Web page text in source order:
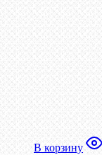
В корзину